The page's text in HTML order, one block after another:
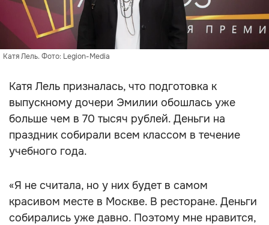
Катя Лель. Фото: Legion-Media
Катя Лель призналась, что подготовка к
выпускному дочери Эмилии обошлась уже
больше чем в 70 тысяч рублей. Деньги на
праздник собирали всем классом в течение
учебного года.
«Я не считала, но у них будет в самом
красивом месте в Москве. В ресторане. Деньги
собирались уже давно. Поэтому мне нравится,